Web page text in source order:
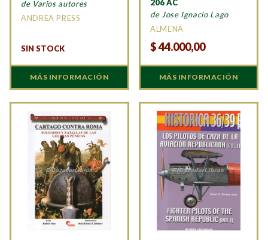
de Varios autores
ANDREA PRESS
SIN STOCK
MÁS INFORMACIÓN
206 AC
de Jose Ignacio Lago
ALMENA
$44.000,00
MÁS INFORMACIÓN